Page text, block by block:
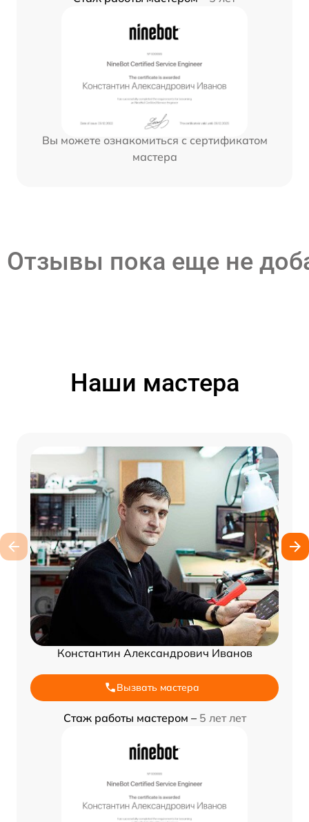
Вы можете ознакомиться с сертификатом
мастера
Отзывы пока еще не
Наши мастера
Константин Александрович Иванов
Вызвать мастера
Стаж работы мастером – 5 лет лет